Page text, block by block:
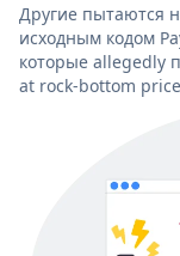
Другие пытаются
исходным кодом
которые allegedly
at rock-bottom